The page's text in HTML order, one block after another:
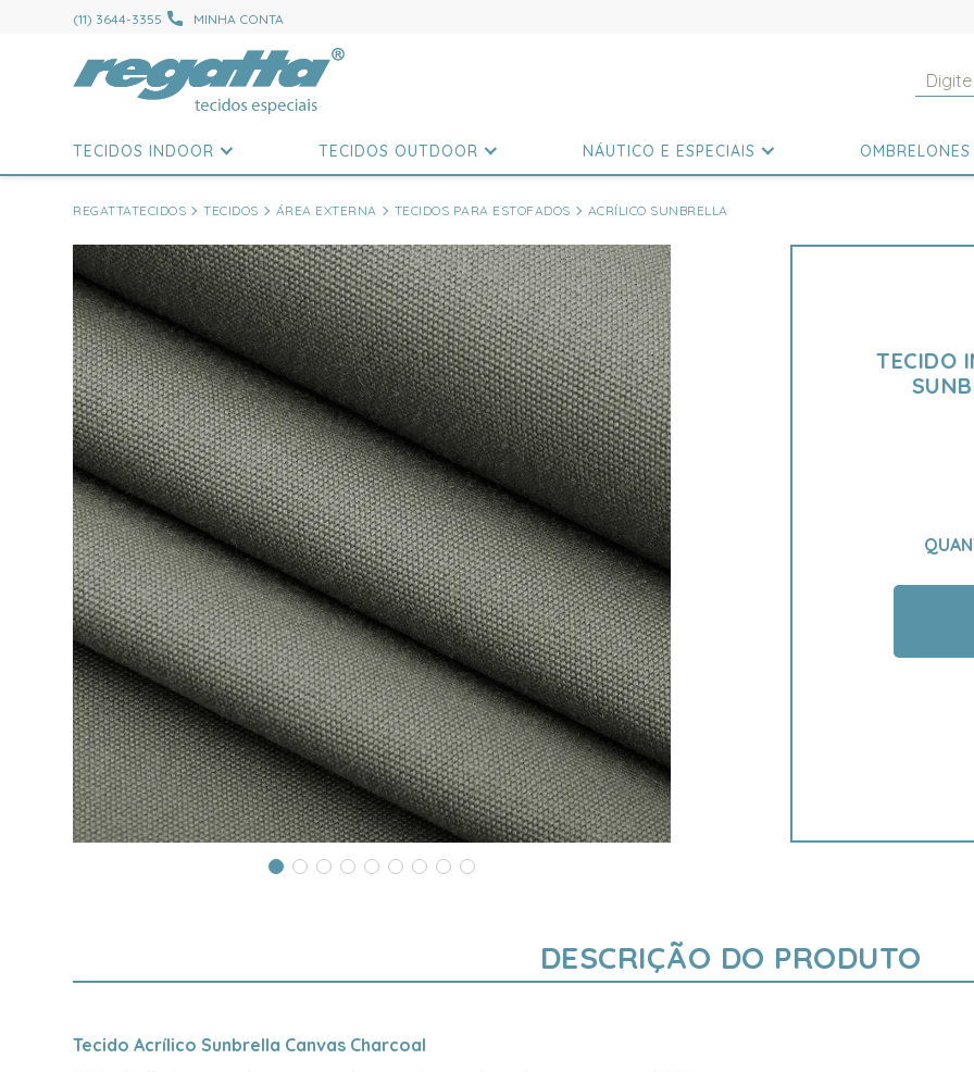
(11) 3644-3355 MINHA CONTA
TECIDOS INDOOR TECIDOS OUTDOOR NÁUTICO E ESPECIAIS OMBRELONES
REGATTATECIDOS TECIDOS ÁREA EXTERNA TECIDOS PARA ESTOFADOS ACRÍLICO SUNBRELLA
TECIDO
DESCRIÇÃO DO PRODUTO
Tecido Acrílico Sunbrella Canvas Charcoal